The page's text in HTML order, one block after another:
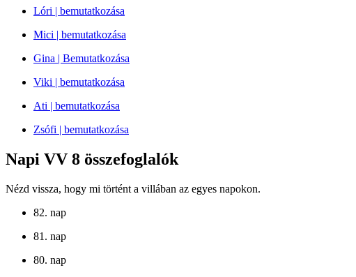
Lóri | bemutatkozása
Mici | bemutatkozása
Gina | Bemutatkozása
Viki | bemutatkozása
Ati | bemutatkozása
Zsófi | bemutatkozása
Napi VV 8 összefoglalók
Nézd vissza, hogy mi történt a villában az egyes napokon.
82. nap
81. nap
80. nap